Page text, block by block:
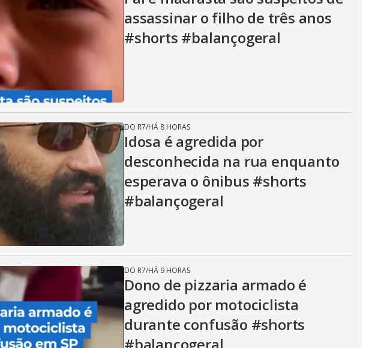
assassinar o filho de três anos
#shorts #balançogeral
DO R7/HÁ 8 HORAS
Idosa é agredida por
desconhecida na rua enquanto
esperava o ônibus #shorts
#balançogeral
DO R7/HÁ 9 HORAS
Dono de pizzaria armado é
agredido por motociclista
durante confusão #shorts